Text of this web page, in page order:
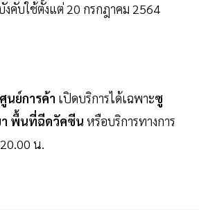
งคับใช้ตั้งแต่ 20 กรกฎาคม 2564
นย์การค้า เปิดบริการได้เฉพาะซู
พื้นที่ฉีดวัคซีน หรือบริการทางการ
น.